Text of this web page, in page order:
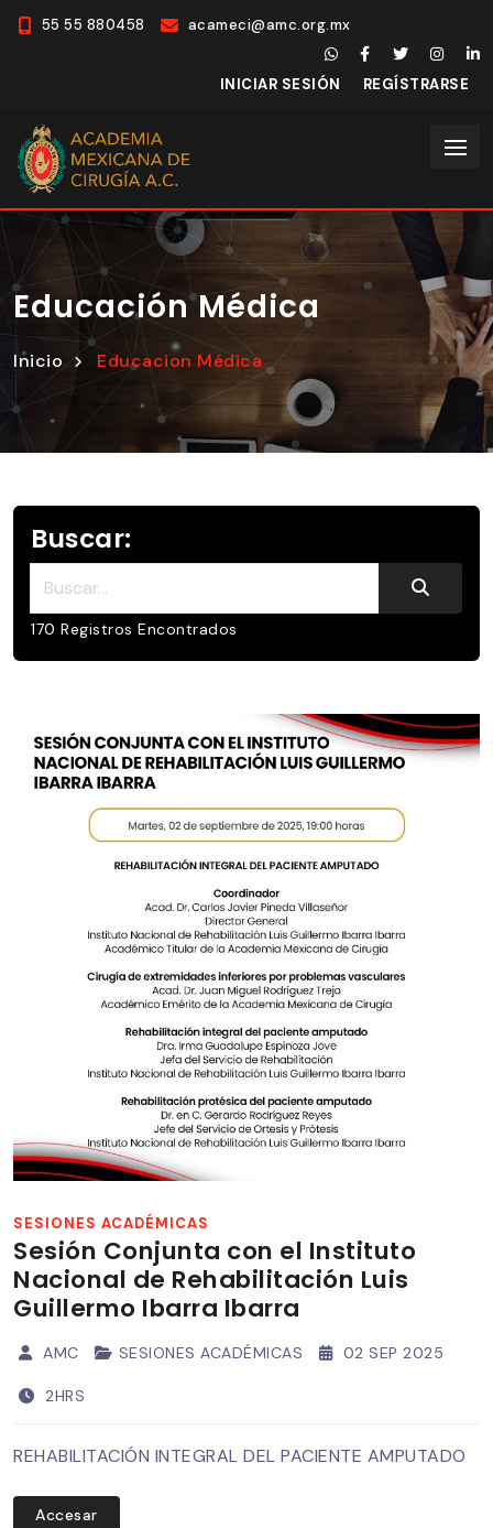
55 55 880458 acameci@amc.org.mx
INICIAR SESIÓN REGÍSTRARSE
Educación Médica
Inicio Educacion Médica
Buscar:
Buscar:
170 Registros Encontrados
SESIONES ACADÉMICAS
Sesión Conjunta con el Instituto
Nacional de Rehabilitación Luis
Guillermo Ibarra Ibarra
AMC SESIONES ACADÉMICAS 02 SEP 2025
2HRS
REHABILITACIÓN INTEGRAL DEL PACIENTE AMPUTADO
Accesar